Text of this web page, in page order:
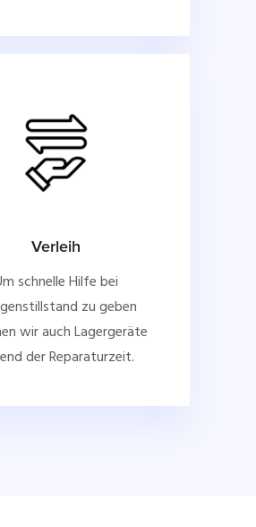
Verleih
schnelle Hilfe bei
zu geben
wir auch Lagergeräte
der Reparaturzeit.